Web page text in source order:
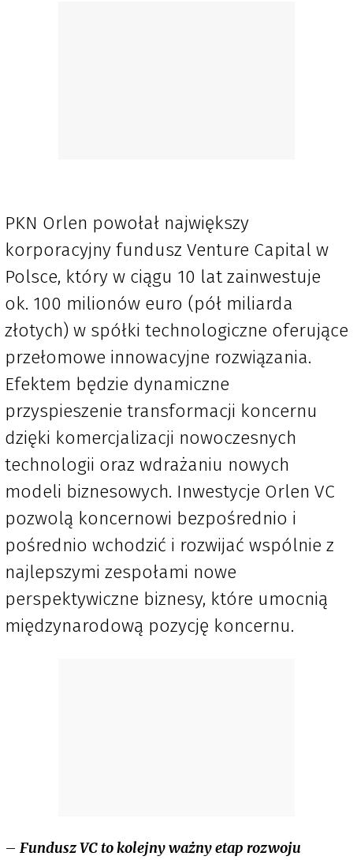
PKN Orlen powołał największy
korporacyjny fundusz Venture Capital w
Polsce, który w ciągu 10 lat zainwestuje
ok. 100 milionów euro (pół miliarda
złotych) w spółki technologiczne oferujące
przełomowe innowacyjne rozwiązania.
Efektem będzie dynamiczne
przyspieszenie transformacji koncernu
dzięki komercjalizacji nowoczesnych
technologii oraz wdrażaniu nowych
modeli biznesowych. Inwestycje Orlen VC
pozwolą koncernowi bezpośrednio i
pośrednio wchodzić i rozwijać wspólnie z
najlepszymi zespołami nowe
perspektywiczne biznesy, które umocnią
międzynarodową pozycję koncernu.
– Fundusz VC to kolejny ważny etap rozwoju